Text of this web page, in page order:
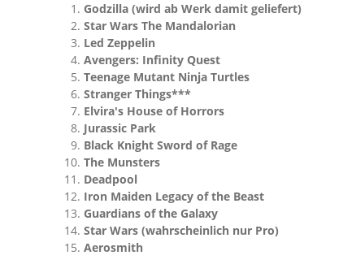
Godzilla (wird ab Werk damit geliefert)
Star Wars The Mandalorian
Led Zeppelin
Avengers: Infinity Quest
Teenage Mutant Ninja Turtles
Stranger Things***
Elvira's House of Horrors
Jurassic Park
Black Knight Sword of Rage
The Munsters
Deadpool
Iron Maiden Legacy of the Beast
Guardians of the Galaxy
Star Wars (wahrscheinlich nur Pro)
Aerosmith